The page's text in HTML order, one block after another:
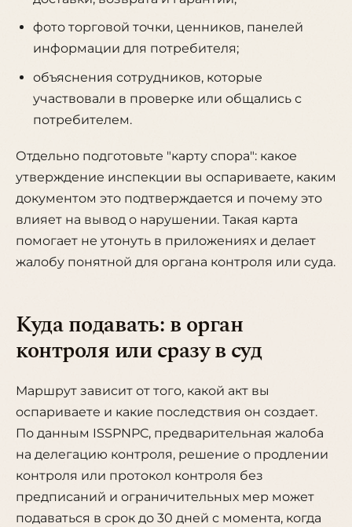
фото торговой точки, ценников, панелей
информации для потребителя;
объяснения сотрудников, которые
участвовали в проверке или общались с
потребителем.
Отдельно подготовьте "карту спора": какое
утверждение инспекции вы оспариваете, каким
документом это подтверждается и почему это
влияет на вывод о нарушении. Такая карта
помогает не утонуть в приложениях и делает
жалобу понятной для органа контроля или суда.
Куда подавать: в орган
контроля или сразу в суд
Маршрут зависит от того, какой акт вы
оспариваете и какие последствия он создает.
По данным ISSPNPC, предварительная жалоба
на делегацию контроля, решение о продлении
контроля или протокол контроля без
предписаний и ограничительных мер может
подаваться в срок до 30 дней с момента, когда